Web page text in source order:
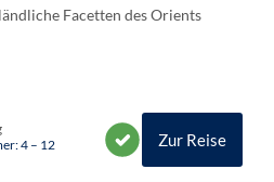
Facetten des Orients
4 – 12
Zur Reise